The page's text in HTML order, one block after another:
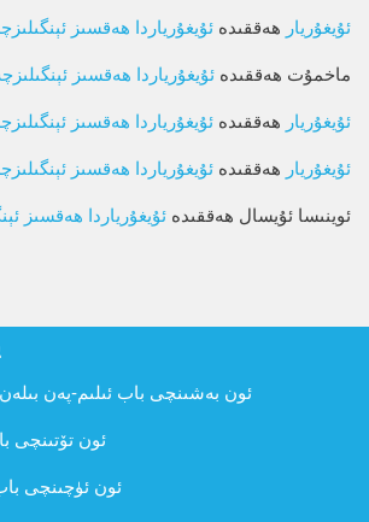
ئۇيغۇريار ھەققىدە ئۇيغۇرياردا ھەقسىز
ماخمۇت ھەققىدە ئۇيغۇرياردا ھەقسىز
ئۇيغۇريار ھەققىدە ئۇيغۇرياردا ھەقسىز
ئۇيغۇريار ھەققىدە ئۇيغۇرياردا ھەقسىز
ئوينىسا ئۇيسال ھەققىدە ئۇيغۇرياردا ھەقسىز
ئون بەشىنچى باب ئىلىم-پەن بىلەن
ئون تۆتىنچى
ئون ئۈچىنچى